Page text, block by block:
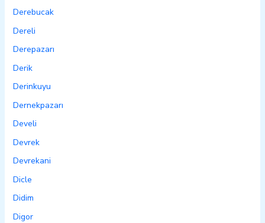
Derebucak
Dereli
Derepazarı
Derik
Derinkuyu
Dernekpazarı
Develi
Devrek
Devrekani
Dicle
Didim
Digor